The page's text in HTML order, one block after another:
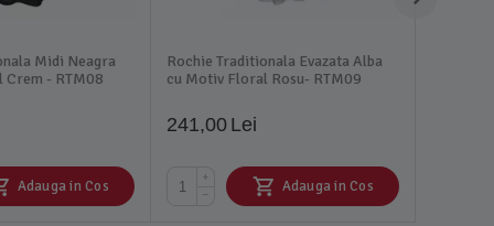
Midi Neagra
- RTM08
Adauga in Cos
Rochie Traditionala Evazata Alba
cu Motiv Floral Rosu- RTM09
241,00 Lei
+
−
Adauga in Cos